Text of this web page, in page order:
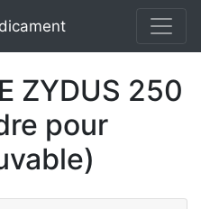
ZYDUS 250
pour